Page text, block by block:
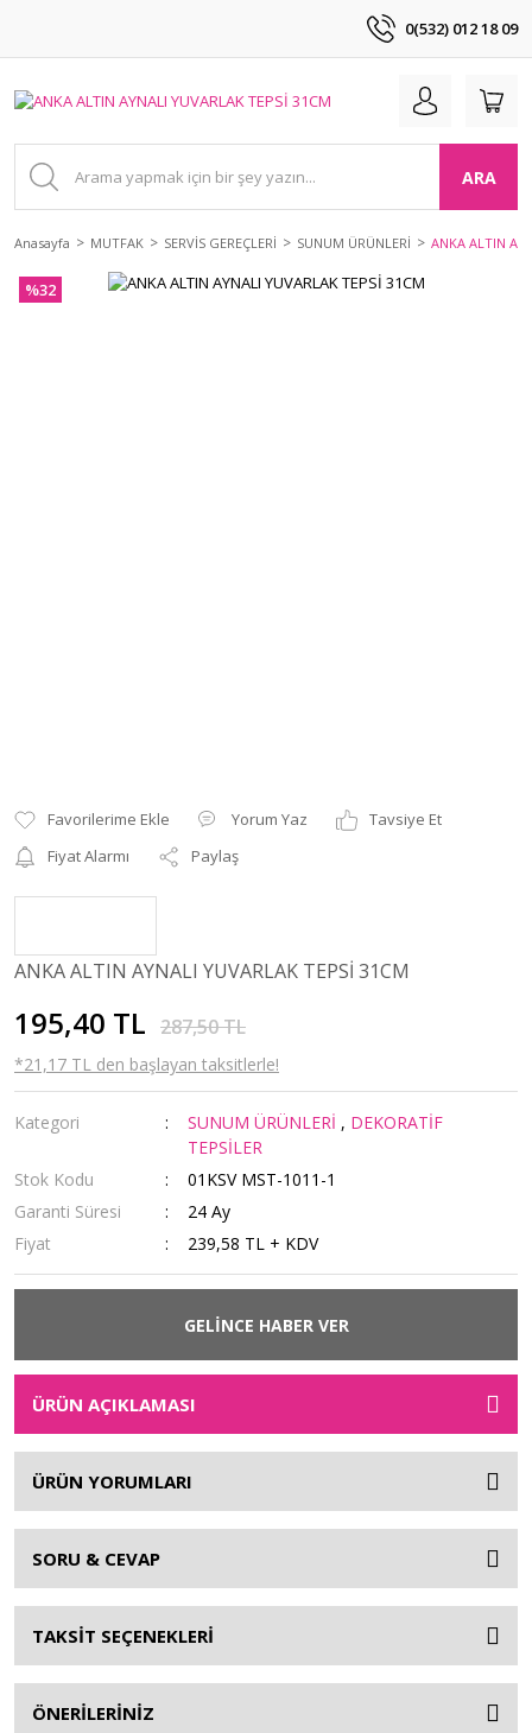
0(532) 012 18 09
ARA
Anasayfa MUTFAK SERVİS GEREÇLERİ SUNUM ÜRÜNLERİ ANKA ALTIN
%32
Yorum Yaz
Tavsiye Et
Fiyat Alarmı
Paylaş
ANKA ALTIN AYNALI YUVARLAK TEPSİ 31CM
195,40 TL 287,50 TL
*21,17 TL den başlayan taksitlerle!
Kategori SUNUM ÜRÜNLERİ , DEKORATİF
TEPSİLER
Stok Kodu
01KSV MST-1011-1
Garanti Süresi
24 Ay
Fiyat
239,58 TL + KDV
GELİNCE HABER VER
ÜRÜN AÇIKLAMASI
ÜRÜN YORUMLARI
SORU & CEVAP
TAKSİT SEÇENEKLERİ
ÖNERİLERİNİZ